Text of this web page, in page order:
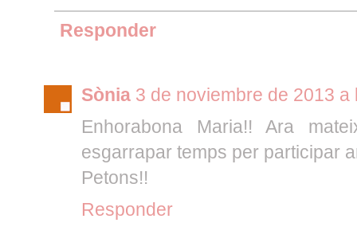
Responder
Sònia 3 de noviembre de 2013 a
Enhorabona Maria!! Ara
esgarrapar temps per participar
Petons!!
Responder